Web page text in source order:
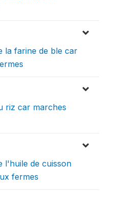
la farine de ble car
riz car marches
l'huile de cuisson
fermes